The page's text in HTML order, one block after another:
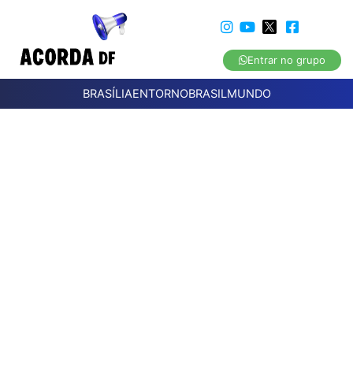
Entrar no grupo
BRASÍLIAENTORNOBRASILMUNDO